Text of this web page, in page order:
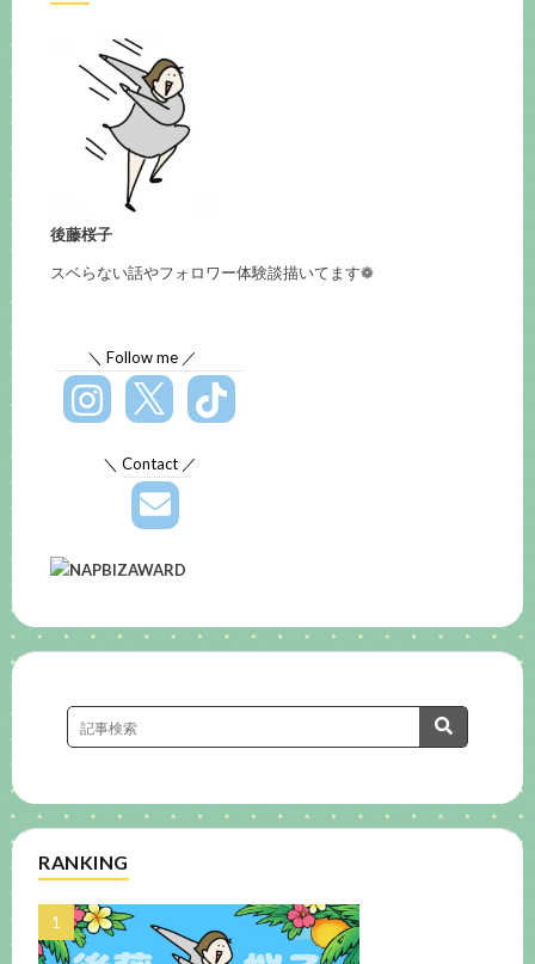
後藤桜子
スベらない話やフォロワー体験談描いてます❁
＼ Follow me ／
＼ Contact ／
RANKING